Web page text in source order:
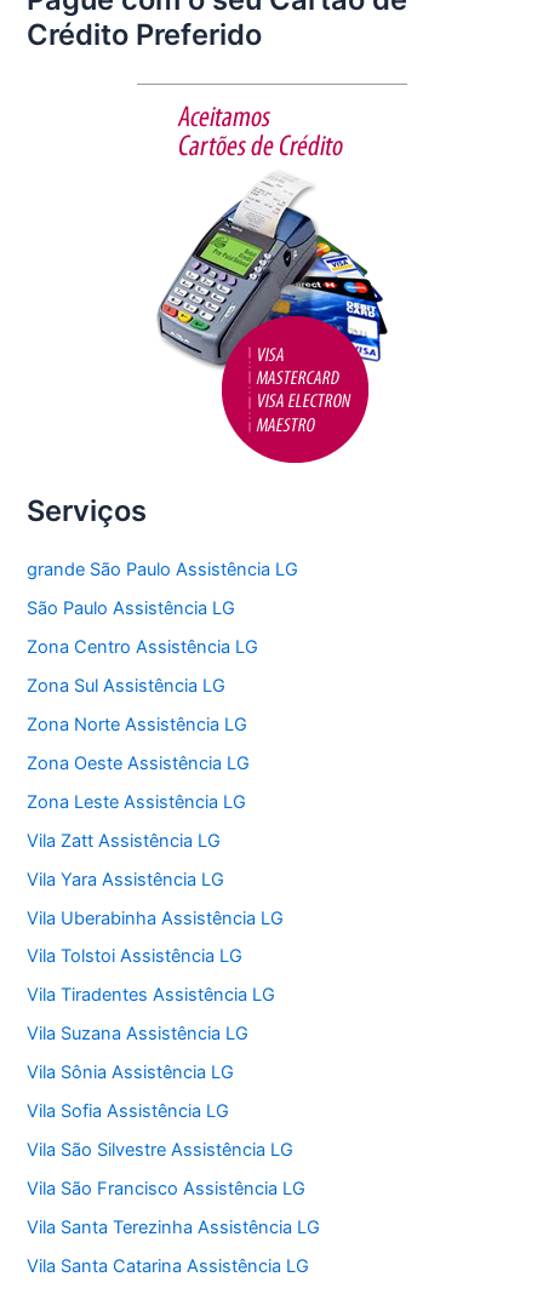
e er l
e
Crédito Preferido
Serviços
grande São Paulo Assistência LG
São Paulo Assistência LG
Zona Centro Assistência LG
Zona Sul Assistência LG
Zona Norte Assistência LG
Zona Oeste Assistência LG
Zona Leste Assistência LG
Vila Zatt Assistência LG
Vila Yara Assistência LG
Vila Uberabinha Assistência LG
Vila Tolstoi Assistência LG
Vila Tiradentes Assistência LG
Vila Suzana Assistência LG
Vila Sônia Assistência LG
Vila Sofia Assistência LG
Vila São Silvestre Assistência LG
Vila São Francisco Assistência LG
Vila Santa Terezinha Assistência LG
Vila Santa Catarina Assistência LG